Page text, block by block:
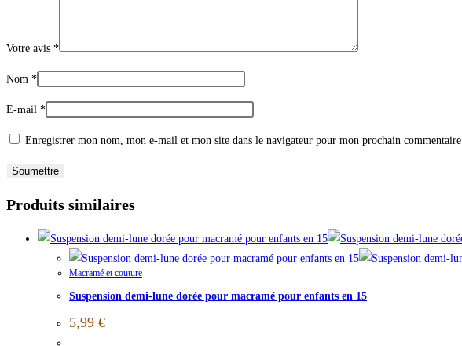
Votre avis *
Nom *
E-mail *
Enregistrer mon nom, mon e-mail et mon site dans le navigateur pour mon prochain commentaire.
Produits similaires
Macramé et couture
Suspension demi-lune dorée pour macramé pour enfants en 15
5,99 €